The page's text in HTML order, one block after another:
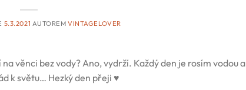
5.3.2021 AUTOREMVINTAGELOVER
věnci bez vody? Ano, vydrží. Každý den je rosím vodou a
k světu… Hezký den přeji ♥